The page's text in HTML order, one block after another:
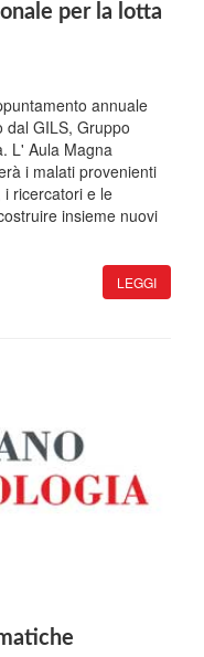
per la lotta
annuale
dal GILS, Gruppo
L' Aula Magna
i malati provenienti
ricercatori e le
insieme nuovi
LEGGI